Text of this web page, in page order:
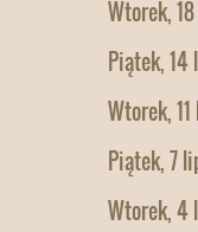
Wtorek,
Piątek, 14
Wtorek,
Piątek, 7
Wtorek, 4